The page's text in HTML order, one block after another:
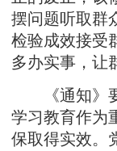
摆问题听取群
检验成效接受
多办实事，让
《通知》要
学习教育作为
保取得实效。